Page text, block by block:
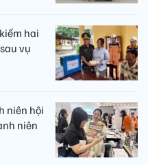
hai
vụ
niên hội
niên